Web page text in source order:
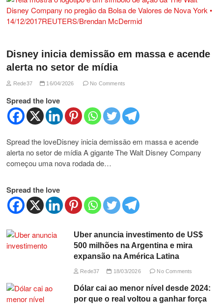
Disney inicia demissão em massa e acende
alerta no setor de mídia
Rede37 16/04/2026 No Comments
Spread the love
Spread the loveDisney inicia demissão em massa e acende
alerta no setor de mídia A gigante The Walt Disney Company
começou uma nova rodada de…
Spread the love
Uber anuncia investimento de US$
500 milhões na Argentina e mira
expansão na América Latina
Rede37 18/03/2026 No Comments
Dólar cai ao menor nível desde 2024:
por que o real voltou a ganhar força